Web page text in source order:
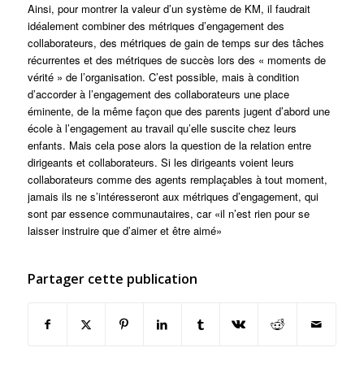
Ainsi, pour montrer la valeur d’un système de KM, il faudrait
idéalement combiner des métriques d’engagement des
collaborateurs, des métriques de gain de temps sur des tâches
récurrentes et des métriques de succès lors des « moments de
vérité » de l’organisation. C’est possible, mais à condition
d’accorder à l’engagement des collaborateurs une place
éminente, de la même façon que des parents jugent d’abord une
école à l’engagement au travail qu’elle suscite chez leurs
enfants. Mais cela pose alors la question de la relation entre
dirigeants et collaborateurs. Si les dirigeants voient leurs
collaborateurs comme des agents remplaçables à tout moment,
jamais ils ne s’intéresseront aux métriques d’engagement, qui
sont par essence communautaires, car «il n’est rien pour se
laisser instruire que d’aimer et être aimé»
Partager cette publication